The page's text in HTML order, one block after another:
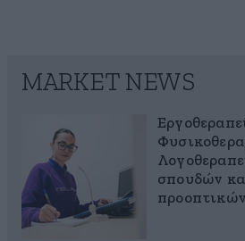
MARKET NEWS
σπουδών
προοπτικών